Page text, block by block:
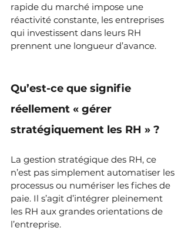
rapide du marché impose une
réactivité constante, les entreprises
qui investissent dans leurs RH
prennent une longueur d’avance.
Qu’est-ce que signifie
réellement « gérer
stratégiquement les RH » ?
La gestion stratégique des RH, ce
n’est pas simplement automatiser les
processus ou numériser les fiches de
paie. Il s’agit d’intégrer pleinement
les RH aux grandes orientations de
l’entreprise.